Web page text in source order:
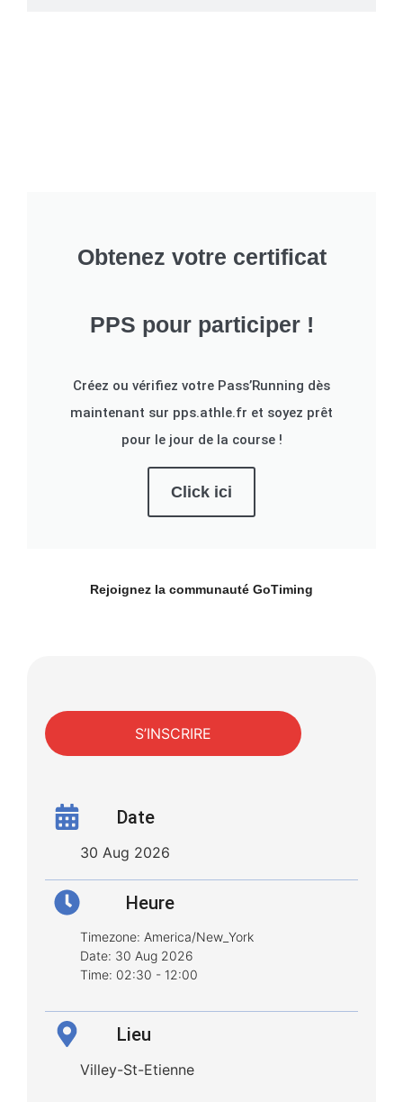
Obtenez votre certificat
PPS pour participer !
Créez ou vérifiez votre Pass’Running dès
maintenant sur pps.athle.fr et soyez prêt
pour le jour de la course !
Click ici
Rejoignez la communauté GoTiming
S’INSCRIRE
Date
30 Aug 2026
Heure
Timezone: America/New_York
Date: 30 Aug 2026
Time: 02:30 - 12:00
Lieu
Villey-St-Etienne